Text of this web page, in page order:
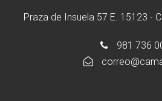
Praza de Insuela 57 E. 15123 -
981 736